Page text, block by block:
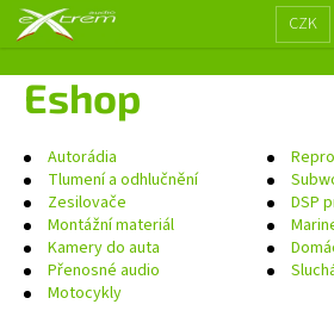
Přejít
CZK
Eshop
Autorádia
Tlumení a odhlučnění
Zesilovače
DSP
Montážní materiál
Kamery do auta
Přenosné audio
Motocykly
š
o
p
o
t
ř